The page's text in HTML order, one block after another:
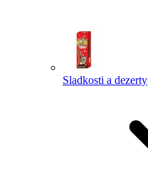
Sladkosti a dezerty